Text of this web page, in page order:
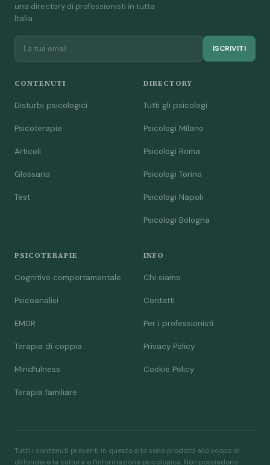
una directory di professionisti in tutta
Italia.
ISCRIVITI
CONTENUTI
Disturbi psicologici
Psicoterapie
Articoli
Glossario
Test
DIRECTORY
Tutti gli psicologi
Psicologi Milano
Psicologi Roma
Psicologi Torino
Psicologi Napoli
Psicologi Bologna
PSICOTERAPIE
Cognitivo comportamentale
Psicoanalisi
EMDR
Terapia di coppia
Mindfulness
Terapia familiare
INFO
Chi siamo
Contatti
Per i professionisti
Privacy Policy
Cookie Policy
Tutti i contenuti presenti in questo sito sono prodotti allo scopo di
diffondere la cultura e l'informazione psicologica. Non possiedono